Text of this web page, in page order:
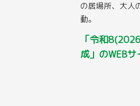
の居場所、大人
動。
「令和
成」のWEB